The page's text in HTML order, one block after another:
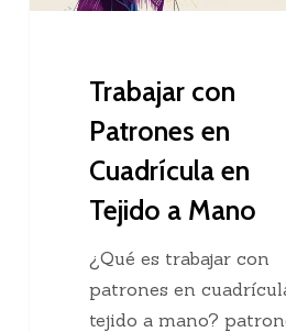
Tejido
Trabajar con
Patrones en
Cuadrícula en
Tejido a Mano
¿Qué es trabajar con
patrones en
tejido a mano?